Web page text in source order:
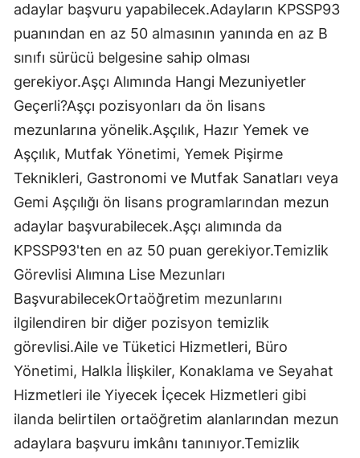
adaylar başvuru yapabilecek.Adayların KPSSP93
puanından en az 50 almasının yanında en az B
sınıfı sürücü belgesine sahip olması
gerekiyor.Aşçı Alımında Hangi Mezuniyetler
Geçerli?Aşçı pozisyonları da ön lisans
mezunlarına yönelik.Aşçılık, Hazır Yemek ve
Aşçılık, Mutfak Yönetimi, Yemek Pişirme
Teknikleri, Gastronomi ve Mutfak Sanatları veya
Gemi Aşçılığı ön lisans programlarından mezun
adaylar başvurabilecek.Aşçı alımında da
KPSSP93'ten en az 50 puan gerekiyor.Temizlik
Görevlisi Alımına Lise Mezunları
BaşvurabilecekOrtaöğretim mezunlarını
ilgilendiren bir diğer pozisyon temizlik
görevlisi.Aile ve Tüketici Hizmetleri, Büro
Yönetimi, Halkla İlişkiler, Konaklama ve Seyahat
Hizmetleri ile Yiyecek İçecek Hizmetleri gibi
ilanda belirtilen ortaöğretim alanlarından mezun
adaylara başvuru imkânı tanınıyor.Temizlik